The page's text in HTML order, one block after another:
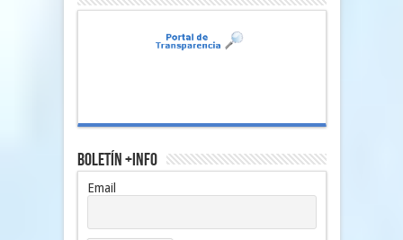
Boletín +Info
Email